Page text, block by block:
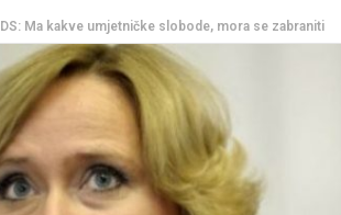
Ma kakve umjetničke slobode, mora se zabraniti